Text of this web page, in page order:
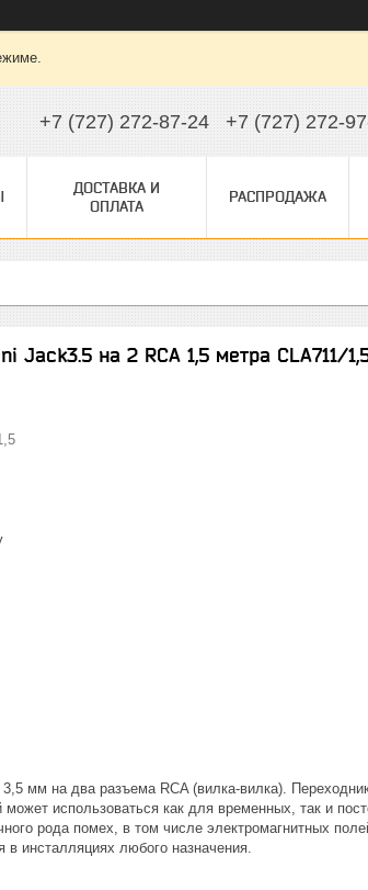
+7 (727) 272-87-24 +7 (727) 272-
ДОСТАВКА И
ОПЛАТА
РАСПРОДАЖА
Jack3.5 на 2 RCA 1,5 метра CLA711/
мм на два разъема RCA (вилка-вилка).
использоваться как для временных, так и
рода помех, в том числе электромагнитных
инсталляциях любого назначения.